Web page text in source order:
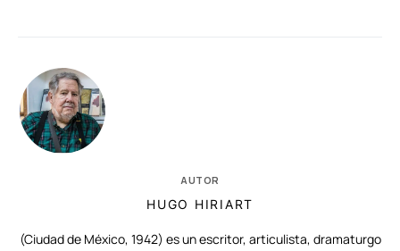
AUTOR
HUGO HIRIART
(Ciudad de México, 1942) es un escritor, articulista, dramaturgo